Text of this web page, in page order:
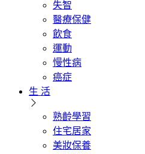
失智
醫療保健
飲食
運動
慢性病
癌症
生 活
熟齡學習
住宅居家
美妝保養